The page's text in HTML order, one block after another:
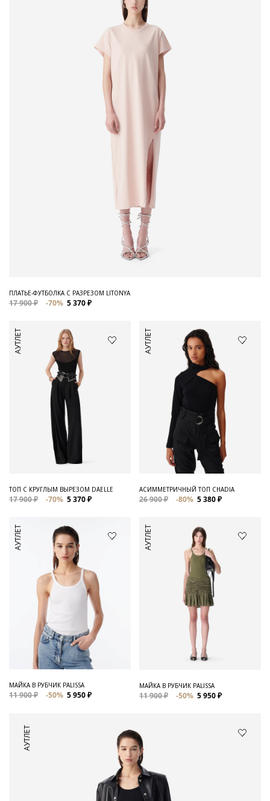
ПЛАТЬЕ-ФУТБОЛКА С РАЗРЕЗОМ LITONYA
17 900 ₽ -70% 5 370 ₽
АУТЛЕТ
ТОП С КРУГЛЫМ ВЫРЕЗОМ DAELLE
17 900 ₽ -70% 5 370 ₽
АУТЛЕТ
АСИММЕТРИЧНЫЙ ТОП CHADIA
26 900 ₽ -80% 5 380 ₽
АУТЛЕТ
МАЙКА В РУБЧИК PALISSA
11 900 ₽ -50% 5 950 ₽
АУТЛЕТ
МАЙКА В РУБЧИК PALISSA
11 900 ₽ -50% 5 950 ₽
АУТЛЕТ